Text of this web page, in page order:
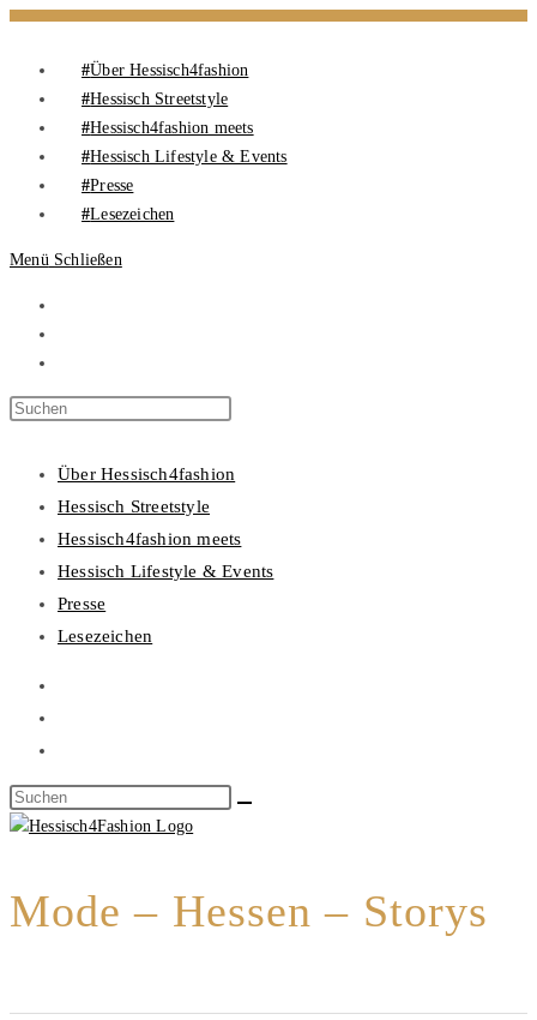
Über Hessisch4fashion
Hessisch Streetstyle
Hessisch4fashion meets
Hessisch Lifestyle & Events
Presse
Lesezeichen
Menü Schließen
Über Hessisch4fashion
Hessisch Streetstyle
Hessisch4fashion meets
Hessisch Lifestyle & Events
Presse
Lesezeichen
Mode – Hessen – Storys